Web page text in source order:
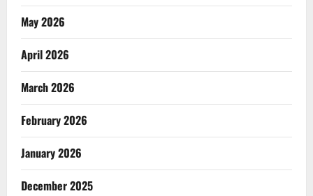
May 2026
April 2026
March 2026
February 2026
January 2026
December 2025